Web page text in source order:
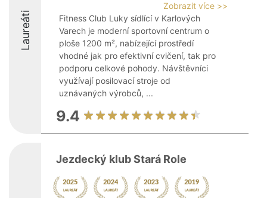
Laureáti
Zobrazit více >>
Fitness Club Luky sídlící v Karlových
Varech je moderní sportovní centrum o
ploše 1200 m², nabízející prostředí
vhodné jak pro efektivní cvičení, tak pro
podporu celkové pohody. Návštěvníci
využívají posilovací stroje od
uznávaných výrobců, ...
9.4
Jezdecký klub Stará Role